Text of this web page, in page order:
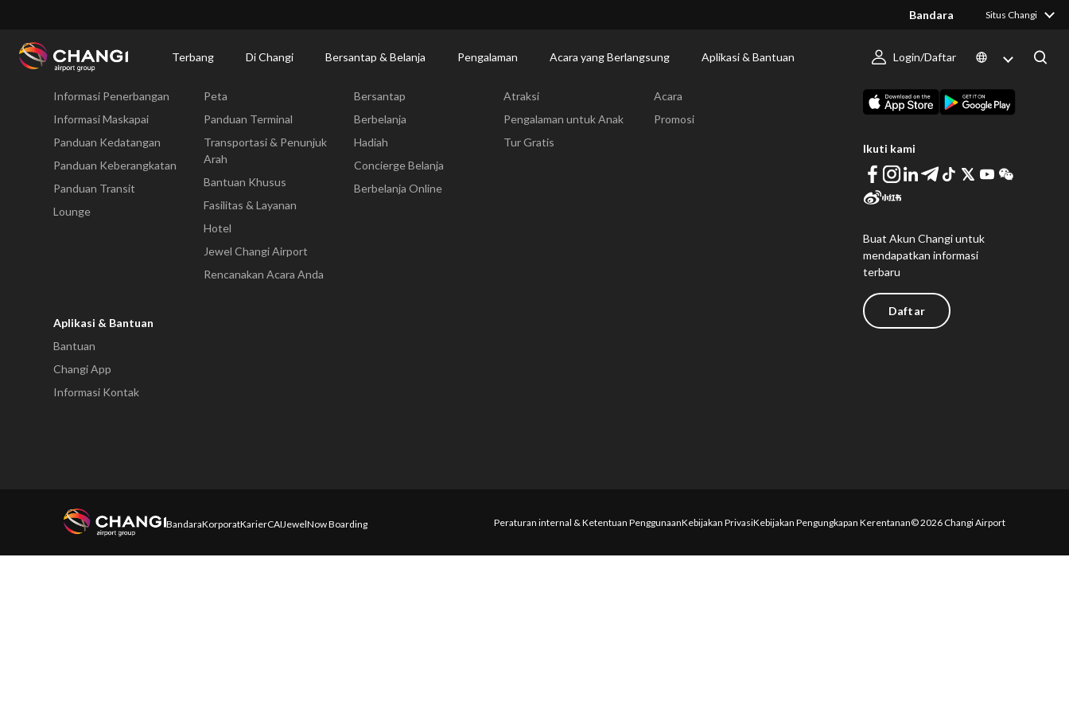
Bandara Situs Changi
Terbang Di Changi Bersantap & Belanja Pengalaman Acara yang Berlangsung Aplikasi & Bantuan Login/Daftar
Changi
Terbang
Informasi Penerbangan
Informasi Maskapai
Panduan Kedatangan
Panduan Keberangkatan
Panduan Transit
Lounge
Peta
Panduan Terminal
Transportasi & Penunjuk
Arah
Bantuan Khusus
Fasilitas & Layanan
Hotel
Jewel Changi Airport
Rencanakan Acara Anda
Bersantap
Berbelanja
Hadiah
Concierge Belanja
Berbelanja Online
Atraksi
Pengalaman untuk Anak
Tur Gratis
Acara
Promosi
Aplikasi & Bantuan
Bantuan
Changi App
Informasi Kontak
Ikuti kami
Buat Akun Changi untuk
mendapatkan informasi
terbaru
Daftar
BandaraKorporatKarierCAIJewelNow Boarding Peraturan internal & Ketentuan PenggunaanKebijakan PrivasiKebijakan Pengungkapan Kerentanan© 2026 Changi Airport